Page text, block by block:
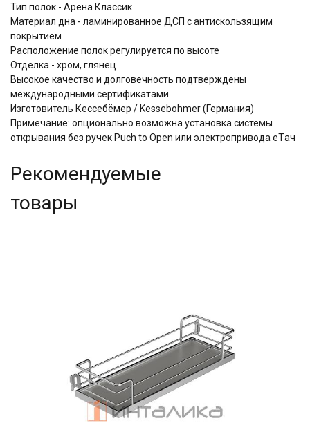
Тип полок - Арена Классик
Материал дна - ламинированное ДСП с антискользящим
покрытием
Расположение полок регулируется по высоте
Отделка - хром, глянец
Высокое качество и долговечность подтверждены
международными сертификатами
Изготовитель Кессебёмер / Kessebohmer (Германия)
Примечание: опционально возможна установка системы
открывания без ручек Puch to Open или электропривода eTач
Рекомендуемые
товары